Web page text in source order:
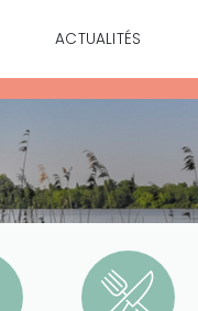
ACTUALITÉS